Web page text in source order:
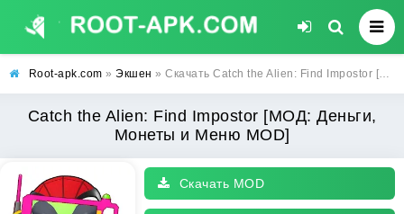
Root-apk.com » Экшен » Скачать Catch the Alien: Find Impostor [МОД: Деньги, Монеты и Меню MOD] | Взлом Catch the Alien: Find Impostor на Андроид
Catch the Alien: Find Impostor [МОД: Деньги,
Монеты и Меню MOD]
Скачать MOD